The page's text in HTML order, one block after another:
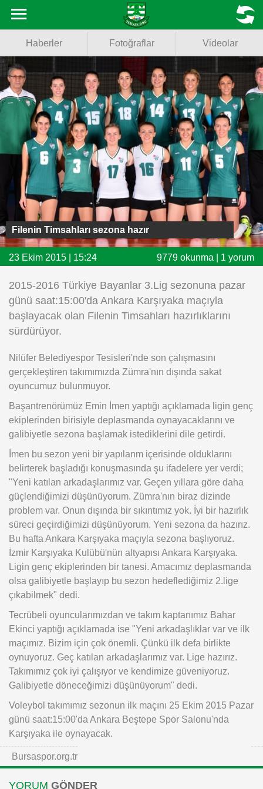
Fotoğraflar
Videolar
Basketbol
Voleybol
Puan Durumu
Fikstür
Facebook
Twitter
Instagram
Android
MENU
Haberler Fotoğraflar Videolar
Filenin Timsahları sezona hazır
23 Ekim 2015 | 15:24 9779 okunma | 1 yorum
2015-2016 Türkiye Bayanlar 3.Lig sezonuna pazar
günü saat:15:00'da Ankara Karşıyaka maçıyla
başlayacak olan Filenin Timsahları hazırlıklarını
sürdürüyor.
Nilüfer Belediyespor Tesisleri'nde son çalışmasını
gerçekleştiren takımımızda Zümra'nın dışında sakat
oyuncumuz bulunmuyor.
Başantrenörümüz Emin İmen yaptığı açıklamada ligin genç
ekiplerinden birisiyle deplasmanda oynayacaklarını ve
galibiyetle sezona başlamak istediklerini dile getirdi.
İmen bu sezon yeni bir yapılanm içerisinde olduklarını
belirterek başladığı konuşmasında şu ifadelere yer verdi;
"Yeni katılan arkadaşlarımız var. Geçen yıllara göre daha
güçlendiğimizi düşünüyorum. Zümra'nın biraz dizinde
problem var. Onun dışında bir sıkıntımız yok. İyi bir hazırlık
süreci geçirdiğimizi düşünüyorum. Yeni sezona da hazırız.
Bu hafta Ankara Karşıyaka maçıyla sezona başlıyoruz.
İzmir Karşıyaka Kulübü'nün altyapısı Ankara Karşıyaka.
Ligin genç ekiplerinden bir tanesi. Amacımız deplasmanda
olsa galibiyetle başlayıp bu sezon hedeflediğimiz 2.lige
çıkabilmek" dedi.
Tecrübeli oyuncularımızdan ve takım kaptanımız Bahar
Ekinci yaptığı açıklamada ise "Yeni arkadaşlıklar var ve ilk
maçımız. Bizim için çok önemli. Çünkü ilk defa birlikte
oynuyoruz. Geç katılan arkadaşlarımız var. Lige hazırız.
Takımımız çok iyi çalışıyor ve kendimize güveniyoruz.
Galibiyetle döneceğimizi düşünüyorum" dedi.
Voleybol takımımız sezonun ilk maçını 25 Ekim 2015 Pazar
günü saat:15:00'da Ankara Beştepe Spor Salonu'nda
Karşıyaka ile oynayacak.
Bursaspor.org.tr
YORUM GÖNDER